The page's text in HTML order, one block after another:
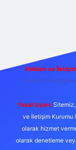
Reklam ve
Yasal Uyarı:
ve İletişim Kurumu
olarak hizmet
olarak denetleme